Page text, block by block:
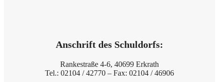
Anschrift des Schuldorfs:
Ran­ke­stra­ße 4-6, 40699 Erkrath
Tel.: 02104 / 42770 – Fax: 02104 / 46906